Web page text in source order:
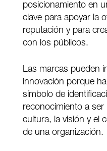
posicionamiento en
clave para apoyar la
reputación y para
con los públicos.
Las marcas pueden
innovación porque
símbolo de
reconocimiento a ser
cultura, la visión y el
de una organización.